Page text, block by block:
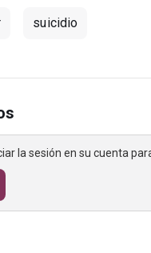
suicidio
la sesión en su cuenta